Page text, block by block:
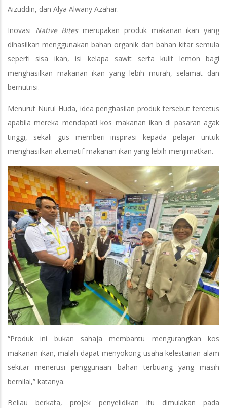
Aizuddin, dan Alya Alwany Azahar.
Inovasi Native Bitesmerupakan produk makanan ikan yang
dihasilkan menggunakan bahan organik dan bahan kitar semula
seperti sisa ikan, isi kelapa sawit serta kulit lemon bagi
menghasilkan makanan ikan yang lebih murah, selamat dan
bernutrisi.
Menurut Nurul Huda, idea penghasilan produk tersebut tercetus
apabila mereka mendapati kos makanan ikan di pasaran agak
tinggi, sekali gus memberi inspirasi kepada pelajar untuk
menghasilkan alternatif makanan ikan yang lebih menjimatkan.
“Produk ini bukan sahaja membantu mengurangkan kos
makanan ikan, malah dapat menyokong usaha kelestarian alam
sekitar menerusi penggunaan bahan terbuang yang masih
bernilai,” katanya.
Beliau berkata, projek penyelidikan itu dimulakan pada